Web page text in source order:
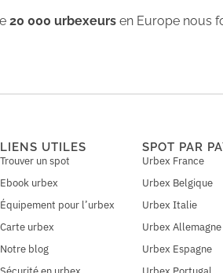
20 000 urbexeurs en Europe nous
LIENS UTILES
Trouver un spot
Ebook urbex
Équipement pour l’urbex
Carte urbex
Notre blog
SPOT PAR
Urbex France
Urbex Belgique
Urbex Italie
Urbex Allemagne
Urbex Espagne